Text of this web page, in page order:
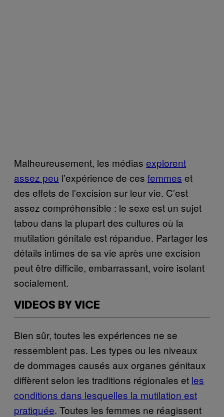
Malheureusement, les médias explorent
assez peu l’expérience de ces femmes et
des effets de l’excision sur leur vie. C’est
assez compréhensible : le sexe est un sujet
tabou dans la plupart des cultures où la
mutilation génitale est répandue. Partager les
détails intimes de sa vie après une excision
peut être difficile, embarrassant, voire isolant
socialement.
VIDEOS BY VICE
Bien sûr, toutes les expériences ne se
ressemblent pas. Les types ou les niveaux
de dommages causés aux organes génitaux
diffèrent selon les traditions régionales et les
conditions dans lesquelles la mutilation est
pratiquée. Toutes les femmes ne réagissent